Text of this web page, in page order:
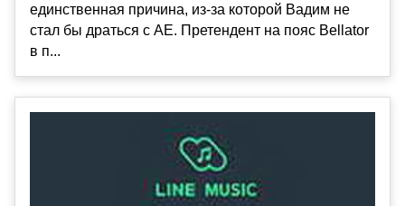
единственная причина, из-за которой Вадим не
стал бы драться с АЕ. Претендент на пояс Bellator
в п...